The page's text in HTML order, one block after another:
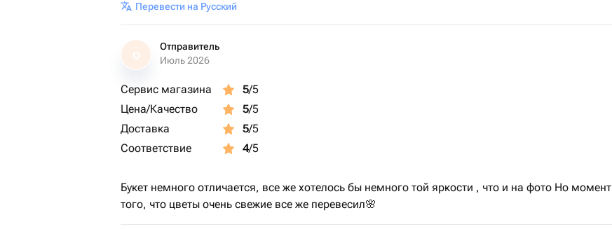
Перевести на Русский
О
Отправитель
Июль 2026
Сервис магазина 5/5
Цена/Качество
5/5
Доставка
5/5
Соответствие
4/5
Букет немного отличается, все же хотелось бы немного той яркости , что и на фото Но момент
того, что цветы очень свежие все же перевесил🌸